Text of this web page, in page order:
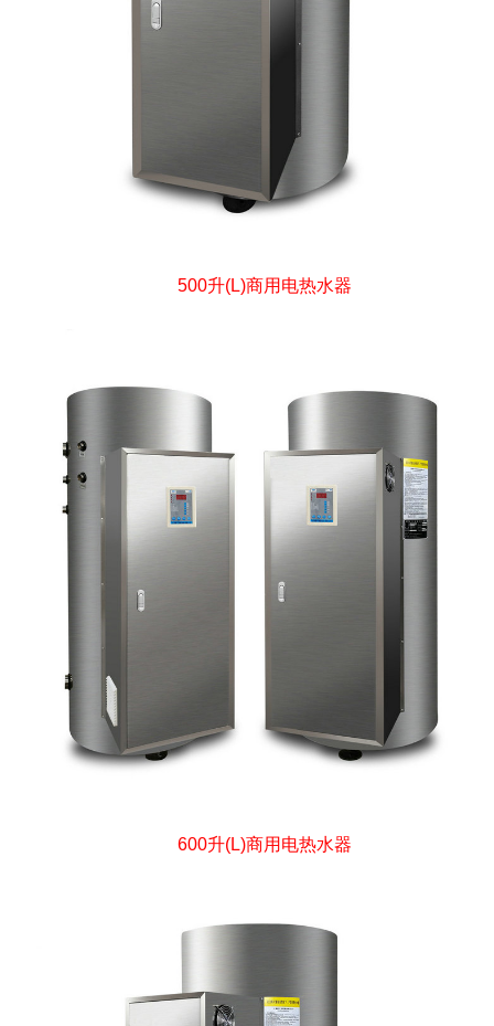
500升(L)商用电热水器
600升(L)商用电热水器